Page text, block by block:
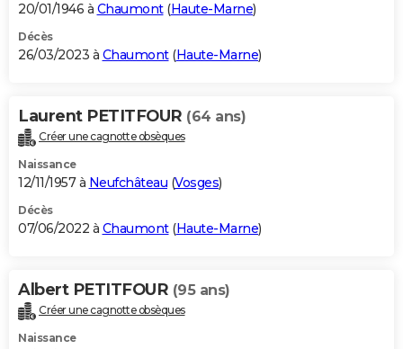
20/01/1946 à Chaumont(Haute-Marne)
Décès
26/03/2023 à Chaumont(Haute-Marne)
Laurent PETITFOUR (64 ans)
Créer une cagnotte obsèques
Naissance
12/11/1957 à Neufchâteau (Vosges)
Décès
07/06/2022 à Chaumont(Haute-Marne)
Albert PETITFOUR (95 ans)
Créer une cagnotte obsèques
Naissance